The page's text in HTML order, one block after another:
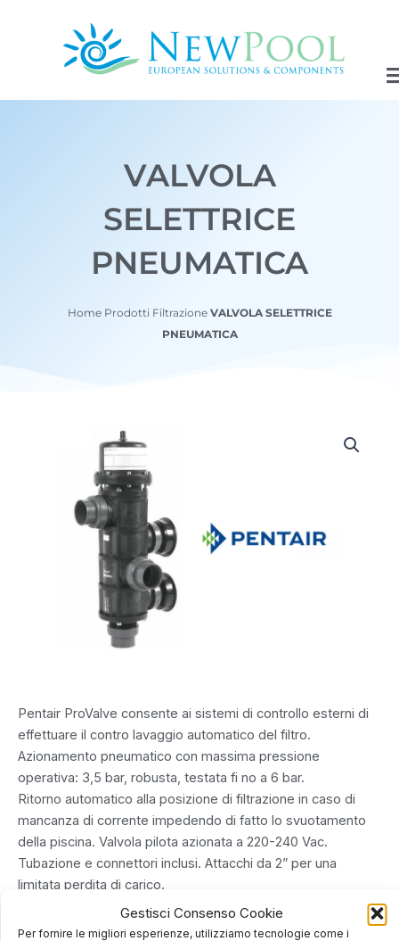
Gestisci Consenso Cookie
Per fornire le migliori esperienze, utilizziamo tecnologie come i
VALVOLA
SELETTRICE
PNEUMATICA
Home Prodotti Filtrazione VALVOLA SELETTRICE
PNEUMATICA
Pentair ProValve consente ai sistemi di controllo esterni di
effettuare il contro lavaggio automatico del filtro.
Azionamento pneumatico con massima pressione
operativa: 3,5 bar, robusta, testata fi no a 6 bar.
Ritorno automatico alla posizione di filtrazione in caso di
mancanza di corrente impedendo di fatto lo svuotamento
della piscina. Valvola pilota azionata a 220-240 Vac.
Tubazione e connettori inclusi. Attacchi da 2” per una
limitata perdita di carico.
Gli attacchi possono essere ruotati di 90° per facilitare
l’installazione.